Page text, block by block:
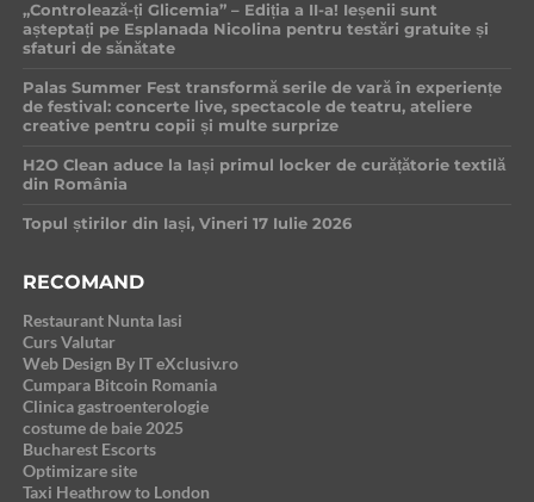
„Controlează-ți Glicemia” – Ediția a II-a! Ieșenii sunt
așteptați pe Esplanada Nicolina pentru testări gratuite și
sfaturi de sănătate
Palas Summer Fest transformă serile de vară în experiențe
de festival: concerte live, spectacole de teatru, ateliere
creative pentru copii și multe surprize
H2O Clean aduce la Iași primul locker de curățătorie textilă
din România
Topul știrilor din Iași, Vineri 17 Iulie 2026
RECOMAND
Restaurant Nunta Iasi
Curs Valutar
Web Design By IT eXclusiv.ro
Cumpara Bitcoin Romania
Clinica gastroenterologie
costume de baie 2025
Bucharest Escorts
Optimizare site
Taxi Heathrow to London